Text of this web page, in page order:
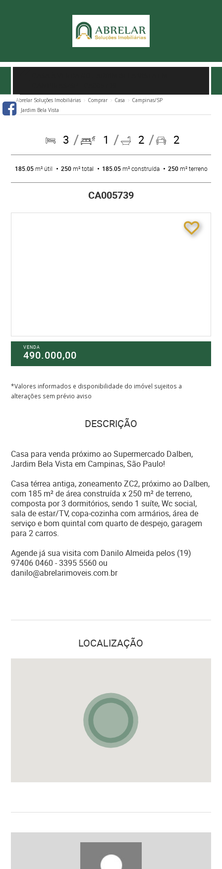
Abrelar Soluções Imobiliárias Comprar Casa
Campinas/SP
Jardim Bela Vista
3 1 2 2
185.05m² útil 250m² total 185.05m² construída 250m² terreno
CA005739
VENDA
490.000,00
*Valores informados e disponibilidade do imóvel sujeitos a
alterações sem prévio aviso
DESCRIÇÃO
Casa para venda próximo ao Supermercado Dalben,
Jardim Bela Vista em Campinas, São Paulo!
Casa térrea antiga, zoneamento ZC2, próximo ao Dalben,
com 185 m² de área construída x 250 m² de terreno,
composta por 3 dormitórios, sendo 1 suíte, Wc social,
sala de estar/TV, copa-cozinha com armários, área de
serviço e bom quintal com quarto de despejo, garagem
para 2 carros.
Agende já sua visita com Danilo Almeida pelos (19)
97406 0460 - 3395 5560 ou
danilo@abrelarimoveis.com.br
LOCALIZAÇÃO